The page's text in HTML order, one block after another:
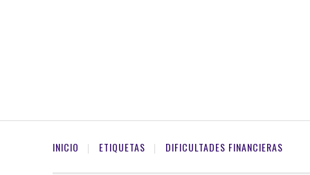
INICIO ETIQUETAS DIFICULTADES FINANCIERAS